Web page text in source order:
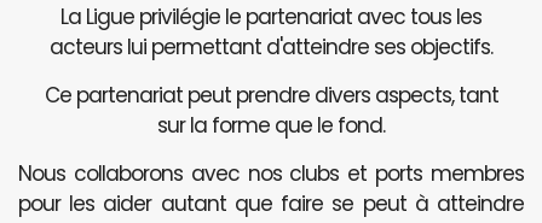
La Ligue privilégie le partenariat avec tous les
acteurs lui permettant d'atteindre ses objectifs.
Ce partenariat peut prendre divers aspects, tant
sur la forme que le fond.
Nous collaborons avec nos clubs et ports membres
pour les aider autant que faire se peut à atteindre